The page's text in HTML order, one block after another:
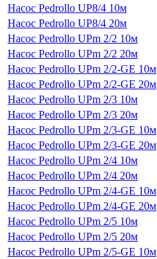
Насос Pedrollo UP8/4 10м
Насос Pedrollo UP8/4 20м
Насос Pedrollo UPm 2/2 10м
Насос Pedrollo UPm 2/2 20м
Насос Pedrollo UPm 2/2-GE 10м
Насос Pedrollo UPm 2/2-GE 20м
Насос Pedrollo UPm 2/3 10м
Насос Pedrollo UPm 2/3 20м
Насос Pedrollo UPm 2/3-GE 10м
Насос Pedrollo UPm 2/3-GE 20м
Насос Pedrollo UPm 2/4 10м
Насос Pedrollo UPm 2/4 20м
Насос Pedrollo UPm 2/4-GE 10м
Насос Pedrollo UPm 2/4-GE 20м
Насос Pedrollo UPm 2/5 10м
Насос Pedrollo UPm 2/5 20м
Насос Pedrollo UPm 2/5-GE 10м